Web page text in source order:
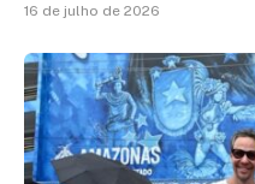
16 de julho de 2026